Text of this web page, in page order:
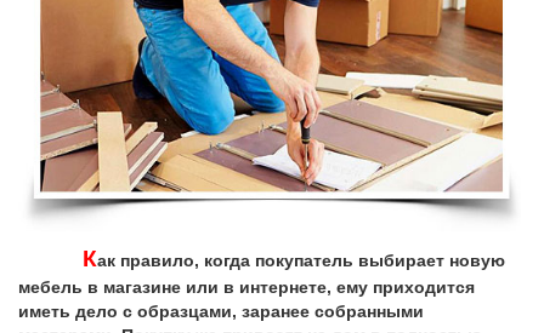
Как правило, когда покупатель выбирает новую
мебель в магазине или в интернете, ему приходится
иметь дело с образцами, заранее собранными